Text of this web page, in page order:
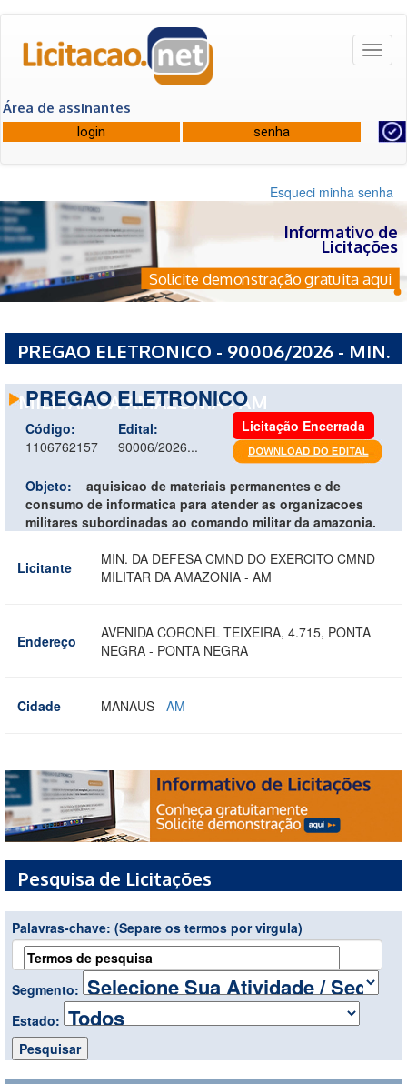
Área de assinantes
Esqueci minha senha
Informativo de
Licitações
Solicite demonstração gratuita aqui
PREGAO ELETRONICO - 90006/2026 - MIN.
MILITAR DA AMAZONIA - AM
PREGAO ELETRONICO
Código:
1106762157
Edital:
90006/2026...
Licitação Encerrada
Objeto:
aquisicao de materiais permanentes e de
consumo de informatica para atender as organizacoes
militares subordinadas ao comando militar da amazonia.
Licitante
MIN. DA DEFESA CMND DO EXERCITO CMND
MILITAR DA AMAZONIA - AM
Endereço
AVENIDA CORONEL TEIXEIRA, 4.715, PONTA
NEGRA - PONTA NEGRA
Cidade MANAUS - AM
Pesquisa de Licitações
Palavras-chave: (Separe os termos por virgula)
Segmento:
Estado: